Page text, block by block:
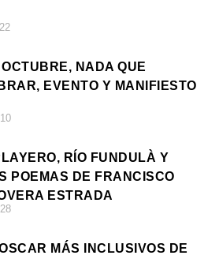
NADA QUE
EVENTO Y MANIFIESTO
RÍO FUNDULÀ Y
POEMAS DE FRANCISCO
ESTRADA
MÁS INCLUSIVOS DE